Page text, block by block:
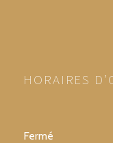
HORAIRES
Fermé